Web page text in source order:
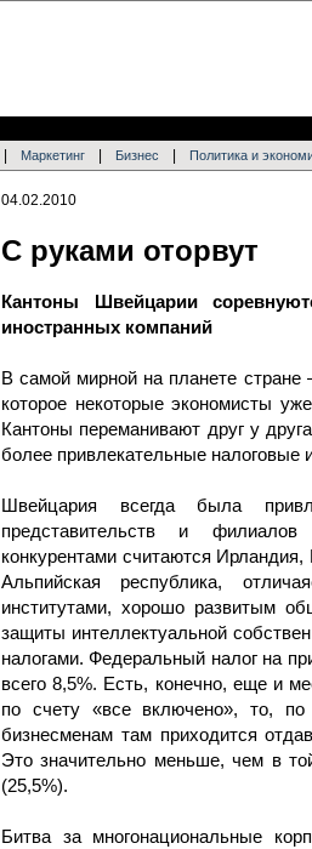
Маркетинг Бизнес Политика и
04.02.2010
С руками оторвут
Кантоны Швейцарии
иностранных компаний
В самой мирной на планете
которое некоторые экономисты
Кантоны переманивают друг у
более привлекательные налоговые
Швейцария всегда была
представительств и
конкурентами считаются
Альпийская республика,
институтами, хорошо развитым
защиты интеллектуальной
налогами. Федеральный налог на
всего 8,5%. Есть, конечно, еще и
по счету «все включено», то,
бизнесменам там приходится
Это значительно меньше, чем в
(25,5%).
Битва за многонациональные